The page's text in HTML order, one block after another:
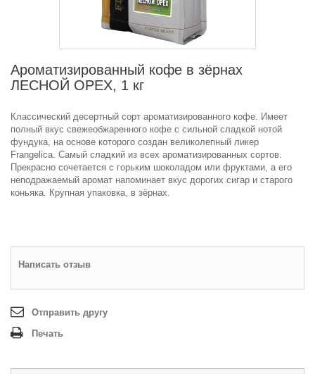
Ароматизированный кофе в зёрнах
ЛЕСНОЙ ОРЕХ, 1 кг
Классический десертный сорт ароматизированного кофе. Имеет
полный вкус свежеобжаренного кофе с сильной сладкой нотой
фундука, на основе которого создан великолепный ликер
Frangelica. Самый сладкий из всех ароматизированных сортов.
Прекрасно сочетается с горьким шоколадом или фруктами, а его
неподражаемый аромат напоминает вкус дорогих сигар и старого
коньяка. Крупная упаковка, в зёрнах.
Написать отзыв
Отправить другу
Печать